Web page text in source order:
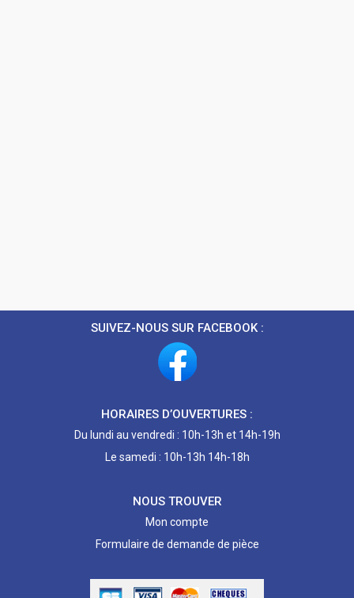
SUIVEZ-NOUS SUR FACEBOOK :
HORAIRES D’OUVERTURES :
Du lundi au vendredi : 10h-13h et 14h-19h
Le samedi : 10h-13h 14h-18h
NOUS TROUVER
Mon compte
Formulaire de demande de pièce